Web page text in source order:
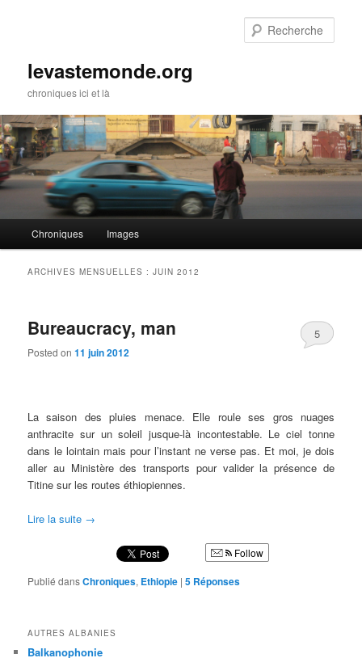
levastemonde.org
chroniques ici et là
Aller au contenu principal
Aller au contenu secondaire
Chroniques Images
ARCHIVES MENSUELLES :JUIN 2012
Bureaucracy, man
Posted on11 juin 2012
5
La saison des pluies menace. Elle roule ses gros nuages
anthracite sur un soleil jusque-là incontestable. Le ciel tonne
dans le lointain mais pour l’instant ne verse pas. Et moi, je dois
aller au Ministère des transports pour valider la présence de
Titine sur les routes éthiopiennes.
Lire la suite →
Follow
Publié dansChroniques, Ethiopie |5 Réponses
AUTRES ALBANIES
Balkanophonie